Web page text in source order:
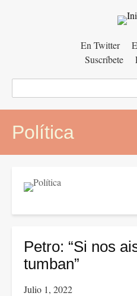
En Twitter
Suscríbete
Política
Petro: “Si nos
tumban”
Julio 1, 2022